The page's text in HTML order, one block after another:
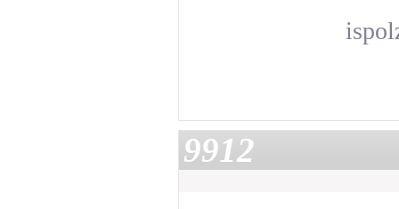
9912